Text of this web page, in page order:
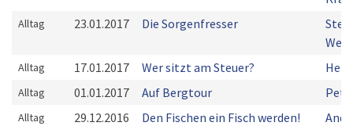
Alltag 23.01.2017 Die Sorgenfresser
Alltag 17.01.2017 Wer sitzt am Steuer?
Alltag 01.01.2017 Auf Bergtour
Alltag 29.12.2016 Den Fischen ein Fisch werden!